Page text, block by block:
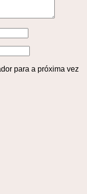
para a próxima vez